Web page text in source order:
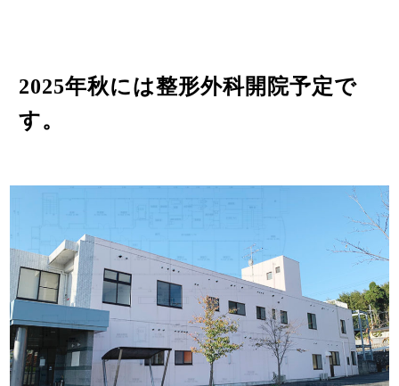
2025年秋には整形外科開院予定で
す。